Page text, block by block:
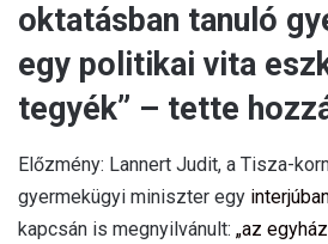
oktatásban tanuló
egy politikai vita
tegyék” – tette
Előzmény: Lannert Judit, a Tisza-
gyermekügyi miniszter egy
kapcsán is megnyilvánult: „az